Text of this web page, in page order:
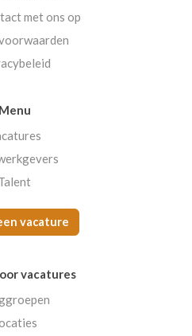
met ons op
Menu
vacature
vacatures